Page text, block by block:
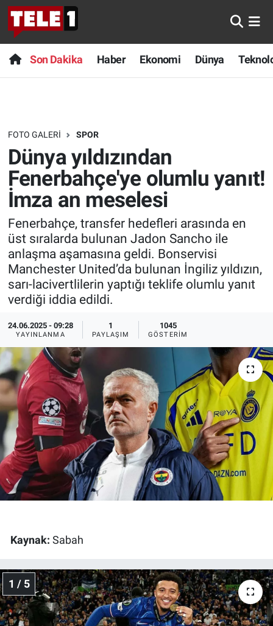
Son Dakika Haber Ekonomi Dünya
FOTO GALERI SPOR
Dünya yıldızından
Fenerbahçe'ye olumlu yanıt!
İmza an meselesi
Fenerbahçe, transfer hedefleri arasında en
üst sıralarda bulunan Jadon Sancho ile
anlaşma aşamasına geldi. Bonservisi
Manchester United’da bulunan İngiliz yıldızın,
sarı-lacivertlilerin yaptığı teklife olumlu yanıt
verdiği iddia edildi.
24.06.2025 - 09:28
YAYINLANMA
1
PAYLAŞIM
1045
GÖSTERIM
Kaynak: Sabah
1 / 5
Anında Manşet
Başka Sohbetler
Bilim turu
Bilim ve Teknoloji Evreni
Doğa Konuşuyor
Dünya
Ege Saati
Ege'den Esintiler
Eğitim
Eğlence
Ekonomi
Forum
Gerçeğin İzinde
Gün Başlıyor
Gün Ortası
Gündem Özel
Günün görüntüsü
Son Dakika
Haber
Dünya
Teknoloji
Sağlık
Spor
Yayın Akışı
İletişim
Nöbetçi Eczaneler
Hava Durumu
Trafik Durumu
Süper Lig Puan Durumu ve Fikstür
Tüm Manşetler
Son Dakika Haberleri
Haber Arşivi